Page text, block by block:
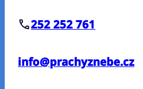
252 252 761
info@prachyznebe.cz